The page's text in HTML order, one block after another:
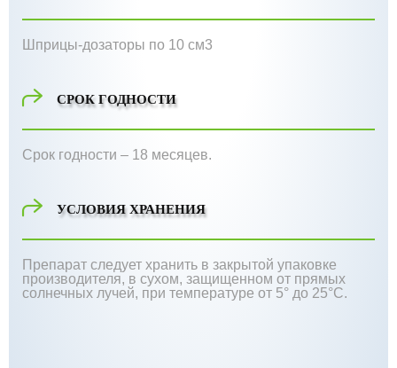
Шприцы-дозаторы по 10 см3
СРОК ГОДНОСТИ
Срок годности – 18 месяцев.
УСЛОВИЯ ХРАНЕНИЯ
Препарат следует хранить в закрытой упаковке
производителя, в сухом, защищенном от прямых
солнечных лучей, при температуре от 5° до 25°С.